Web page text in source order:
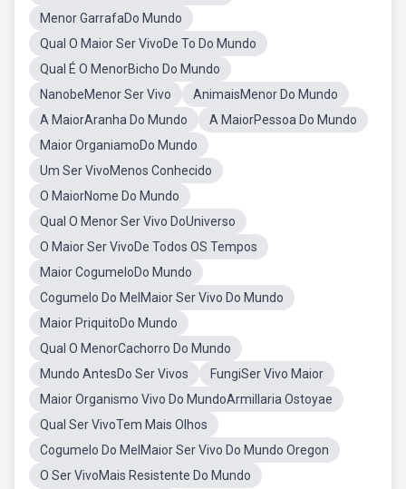
Menor GarrafaDo Mundo
Qual O Maior Ser VivoDe To Do Mundo
Qual É O MenorBicho Do Mundo
NanobeMenor Ser Vivo
AnimaisMenor Do Mundo
A MaiorAranha Do Mundo
A MaiorPessoa Do Mundo
Maior OrganiamoDo Mundo
Um Ser VivoMenos Conhecido
O MaiorNome Do Mundo
Qual O Menor Ser Vivo DoUniverso
O Maior Ser VivoDe Todos OS Tempos
Maior CogumeloDo Mundo
Cogumelo Do MelMaior Ser Vivo Do Mundo
Maior PriquitoDo Mundo
Qual O MenorCachorro Do Mundo
Mundo AntesDo Ser Vivos
FungiSer Vivo Maior
Maior Organismo Vivo Do MundoArmillaria Ostoyae
Qual Ser VivoTem Mais Olhos
Cogumelo Do MelMaior Ser Vivo Do Mundo Oregon
O Ser VivoMais Resistente Do Mundo